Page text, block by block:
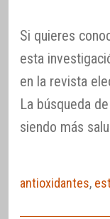
Si quieres
esta
en la revista
La búsqueda
siendo más
antioxidantes,